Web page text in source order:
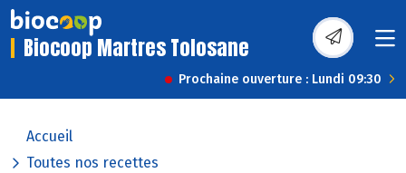
Biocoop Martres Tolosane
Prochaine ouverture : Lundi 09:30
Accueil
Toutes nos recettes